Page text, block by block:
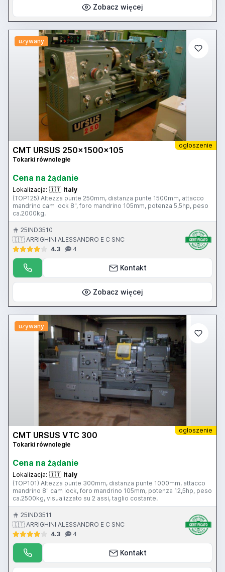
Zobacz więcej
używany
ogłoszenie
CMT URSUS 250x1500x105
Tokarki równoległe
Cena na żądanie
Lokalizacja: 🇮🇹 Italy
(TOP125) Altezza punte 250mm, distanza punte 1500mm, attacco
mandrino cam lock 8", foro mandrino 105mm, potenza 5,5hp, peso
ca.2000kg.
25IND3510
🇮🇹 ARRIGHINI ALESSANDRO E C SNC
4.3
4
Kontakt
Zobacz więcej
używany
ogłoszenie
CMT URSUS VTC 300
Tokarki równoległe
Cena na żądanie
Lokalizacja: 🇮🇹 Italy
(TOP101) Altezza punte 300mm, distanza punte 1000mm, attacco
mandrino 8" cam lock, foro mandrino 105mm, potenza 12,5hp, peso
ca.2500kg, visualizzato su 2 assi, taglio costante.
25IND3511
🇮🇹 ARRIGHINI ALESSANDRO E C SNC
4.3
4
Kontakt